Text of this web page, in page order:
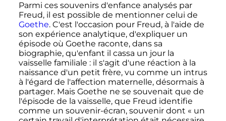
Parmi ces souvenirs d'enfance analysés par
Freud, il est possible de mentionner celui de
Goethe. C'est l'occasion pour Freud, à l'aide de
son expérience analytique, d'expliquer un
épisode où Goethe raconte, dans sa
biographie, qu'enfant il cassa un jour la
vaisselle familiale : il s'agit d'une réaction à la
naissance d'un petit frère, vu comme un intrus
à l'égard de l'affection maternelle, désormais à
partager. Mais Goethe ne se souvenait que de
l'épisode de la vaisselle, que Freud identifie
comme un souvenir-écran, souvenir dont « un